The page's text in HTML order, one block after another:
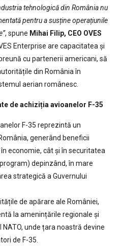
tehnologică din România nu
pentru a susține operațiunile
, spune Mihai Filip, CEO OVES
Enterprise are capacitatea și
cu partenerii americani, să
din România în
aerian românesc.
de achiziția avioanelor F-35
F-35 reprezintă un
generând beneficii
economie, cât și în securitatea
depinzând, în mare
strategică a Guvernului
de apărare ale României,
la amenințările regionale și
unde țara noastră devine
de F-35.